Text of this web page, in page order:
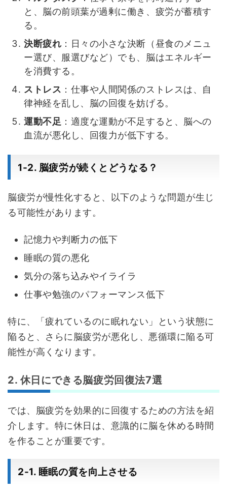
と、脳の前頭葉が過剰に働き、疲労が蓄積す
る。
決断疲れ ：日々の小さな決断（昼食のメニュ
ー選び、服選びなど）でも、脳はエネルギー
を消費する。
ストレス ：仕事や人間関係のストレスは、自
律神経を乱し、脳の回復を妨げる。
運動不足 ：適度な運動が不足すると、脳への
血流が悪化し、回復力が低下する。
1-2. 脳疲労が続くとどうなる？
脳疲労が慢性化すると、以下のような問題が生じ
る可能性があります。
記憶力や判断力の低下
睡眠の質の悪化
気分の落ち込みやイライラ
仕事や勉強のパフォーマンス低下
特に、「疲れているのに眠れない」という状態に
陥ると、さらに脳疲労が悪化し、悪循環に陥る可
能性が高くなります。
2. 休日にできる脳疲労回復法7選
では、脳疲労を効果的に回復するための方法を紹
介します。特に休日は、意識的に脳を休める時間
を作ることが重要です。
2-1. 睡眠の質を向上させる